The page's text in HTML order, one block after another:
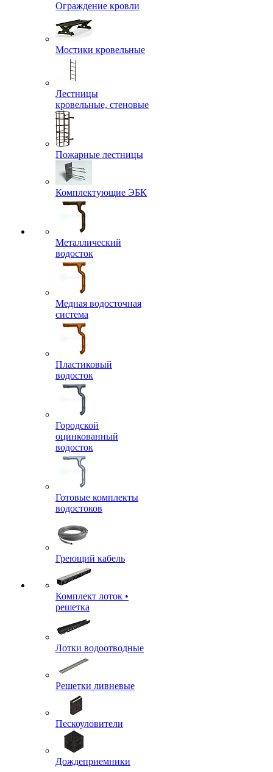
Ограждение кровли
Мостики кровельные
Лестницы
кровельные, стеновые
Пожарные лестницы
Комплектующие ЭБК
Металлический
водосток
Медная водосточная
система
Пластиковый
водосток
Городской
оцинкованный
водосток
Готовые комплекты
водостоков
Греющий кабель
Комплект лоток •
решетка
Лотки водоотводные
Решетки ливневые
Пескоуловители
Дождеприемники